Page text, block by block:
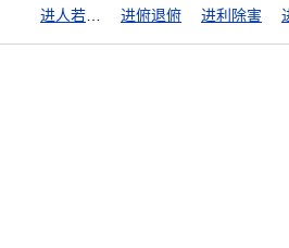
进俯退俯 进利除害